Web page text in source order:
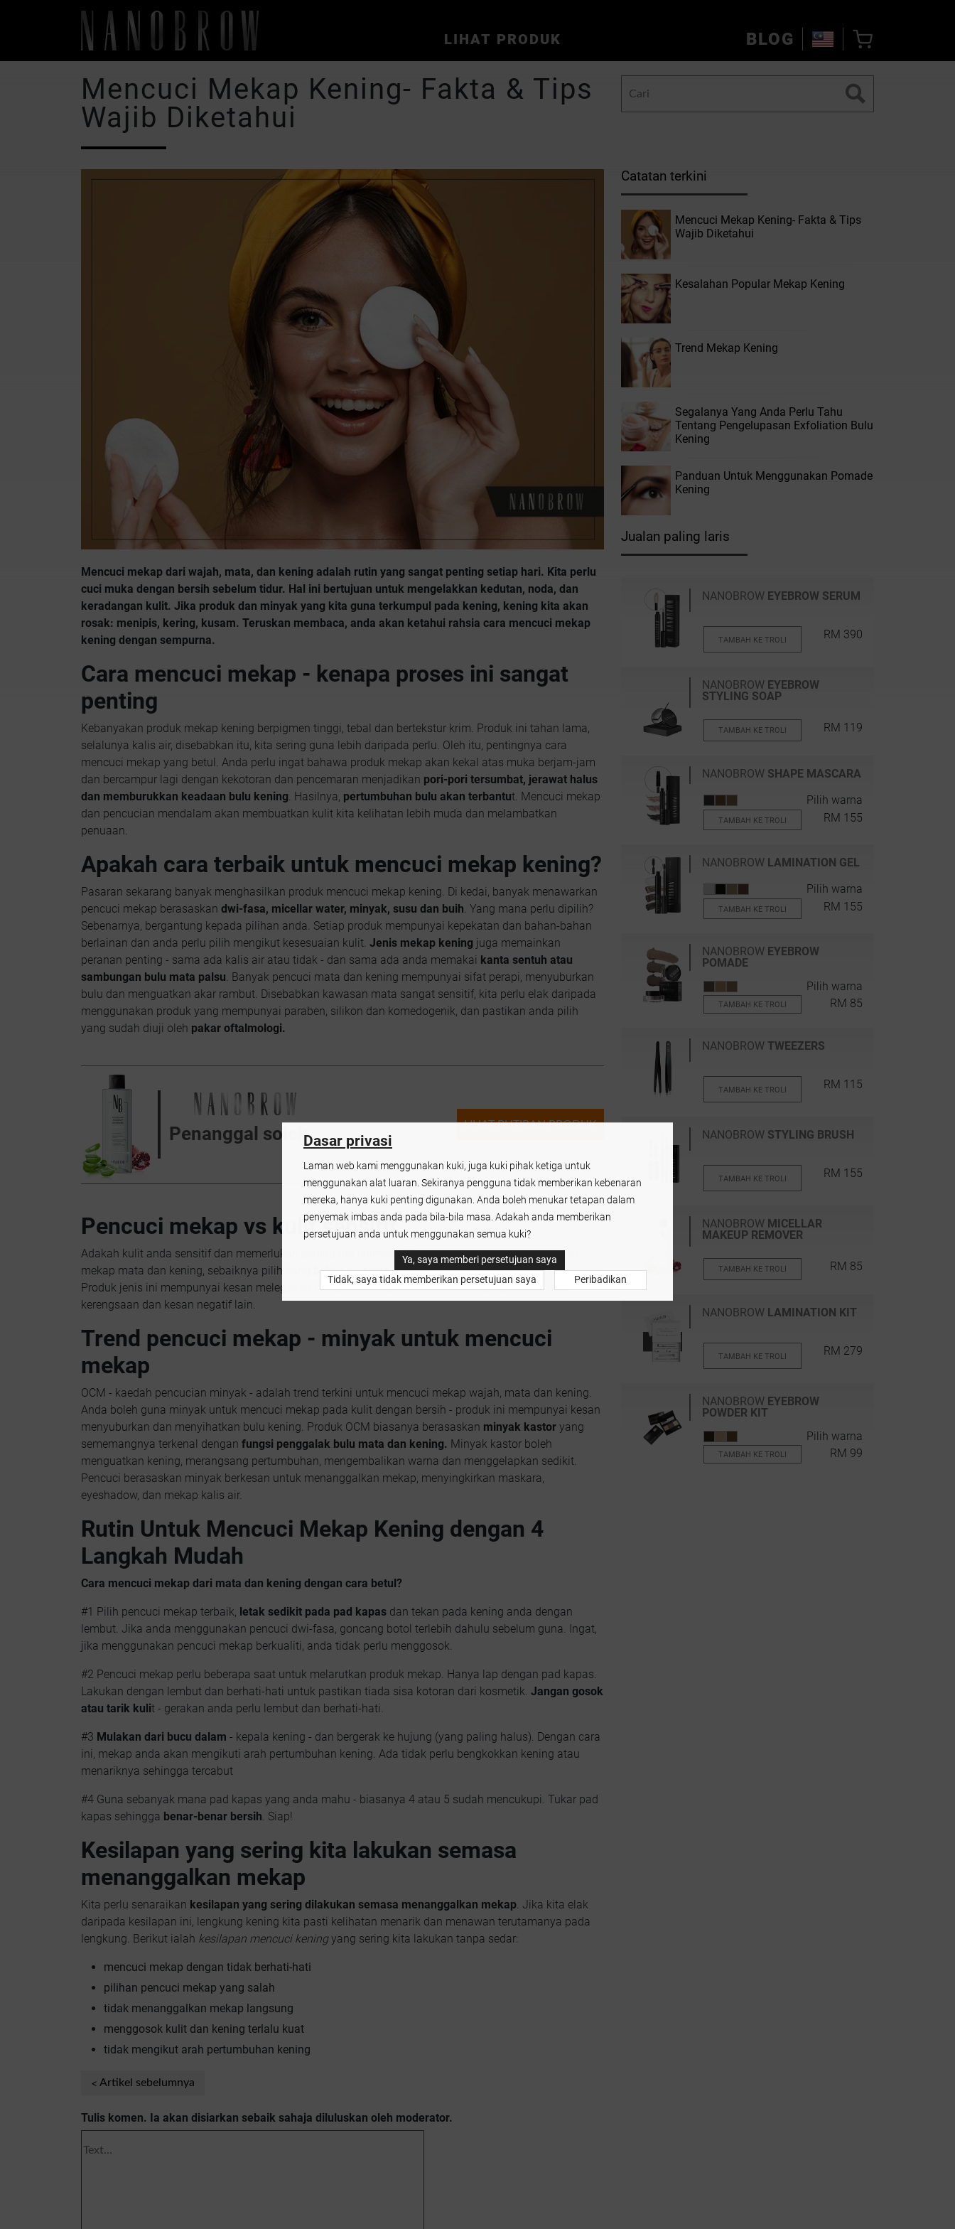
LIHAT PRODUK BLOG
Mencuci Mekap Kening- Fakta & Tips
Wajib Diketahui
Mencuci mekap dari wajah, mata, dan kening adalah rutin yang sangat penting setiap hari. Kita perlu
cuci muka dengan bersih sebelum tidur. Hal ini bertujuan untuk mengelakkan kedutan, noda, dan
keradangan kulit. Jika produk dan minyak yang kita guna terkumpul pada kening, kening kita akan
rosak: menipis, kering, kusam. Teruskan membaca, anda akan ketahui rahsia cara mencuci mekap
kening dengan sempurna.
Cara mencuci mekap - kenapa proses ini sangat
penting
Kebanyakan produk mekap kening berpigmen tinggi, tebal dan bertekstur krim. Produk ini tahan lama,
selalunya kalis air, disebabkan itu, kita sering guna lebih daripada perlu. Oleh itu, pentingnya cara
mencuci mekap yang betul. Anda perlu ingat bahawa produk mekap akan kekal atas muka berjam-jam
dan bercampur lagi dengan kekotoran dan pencemaran menjadikan pori-pori tersumbat, jerawat halus
dan memburukkan keadaan bulu kening . Hasilnya, pertumbuhan bulu akan terbantut. Mencuci mekap
dan pencucian mendalam akan membuatkan kulit kita kelihatan lebih muda dan melambatkan
penuaan.
Apakah cara terbaik untuk mencuci mekap kening?
Pasaran sekarang banyak menghasilkan produk mencuci mekap kening. Di kedai, banyak menawarkan
pencuci mekap berasaskan dwi-fasa, micellar water, minyak, susu dan buih . Yang mana perlu dipilih?
Sebenarnya, bergantung kepada pilihan anda. Setiap produk mempunyai kepekatan dan bahan-bahan
berlainan dan anda perlu pilih mengikut kesesuaian kulit. Jenis mekap kening juga memainkan
peranan penting - sama ada kalis air atau tidak - dan sama ada anda memakai kanta sentuh atau
sambungan bulu mata palsu . Banyak pencuci mata dan kening mempunyai sifat perapi, menyuburkan
bulu dan menguatkan akar rambut. Disebabkan kawasan mata sangat sensitif, kita perlu elak daripada
menggunakan produk yang mempunyai paraben, silikon dan komedogenik, dan pastikan anda pilih
yang sudah diuji oleh pakar oftalmologi.
Penanggal solek LIHAT BUTIRAN PRODUK
Pencuci mekap vs kulit sensitif
Adakah kulit anda sensitif dan memerlukan penjagaan istimewa? Sementara anda mencari pencuci
mekap mata dan kening, sebaiknya pilih yang
bebas wangian, produk hipoalergenikdengan pH neutral.
Produk jenis ini mempunyai kesan melegakan dan perlindungan untuk melindungi epidermis dari
kerengsaan dan kesan negatif lain.
Trend pencuci mekap - minyak untuk mencuci
mekap
OCM - kaedah pencucian minyak - adalah trend terkini untuk mencuci mekap wajah, mata dan kening.
Anda boleh guna minyak untuk mencuci mekap pada kulit dengan bersih - produk ini mempunyai kesan
menyuburkan dan menyihatkan bulu kening. Produk OCM biasanya berasaskan minyak kastor yang
sememangnya terkenal dengan fungsi penggalak bulu mata dan kening. Minyak kastor boleh
menguatkan kening, merangsang pertumbuhan, mengembalikan warna dan menggelapkan sedikit.
Pencuci berasaskan minyak berkesan untuk menanggalkan mekap, menyingkirkan maskara,
eyeshadow, dan mekap kalis air.
Rutin Untuk Mencuci Mekap Kening dengan 4
Langkah Mudah
Cara mencuci mekap dari mata dan kening dengan cara betul?
#1 Pilih pencuci mekap terbaik, letak sedikit pada pad kapas dan tekan pada kening anda dengan
lembut. Jika anda menggunakan pencuci dwi-fasa, goncang botol terlebih dahulu sebelum guna. Ingat,
jika menggunakan pencuci mekap berkualiti, anda tidak perlu menggosok.
#2 Pencuci mekap perlu beberapa saat untuk melarutkan produk mekap. Hanya lap dengan pad kapas.
Lakukan dengan lembut dan berhati-hati untuk pastikan tiada sisa kotoran dari kosmetik. Jangan gosok
atau tarik kulit - gerakan anda perlu lembut dan berhati-hati.
#3 Mulakan dari bucu dalam - kepala kening - dan bergerak ke hujung (yang paling halus). Dengan cara
ini, mekap anda akan mengikuti arah pertumbuhan kening. Ada tidak perlu bengkokkan kening atau
menariknya sehingga tercabut
#4 Guna sebanyak mana pad kapas yang anda mahu - biasanya 4 atau 5 sudah mencukupi. Tukar pad
kapas sehingga benar-benar bersih. Siap!
Kesilapan yang sering kita lakukan semasa
menanggalkan mekap
Kita perlu senaraikan kesilapan yang sering dilakukan semasa menanggalkan mekap. Jika kita elak
daripada kesilapan ini, lengkung kening kita pasti kelihatan menarik dan menawan terutamanya pada
lengkung. Berikut ialah kesilapan mencuci keningyang sering kita lakukan tanpa sedar:
mencuci mekap dengan tidak berhati-hati
pilihan pencuci mekap yang salah
tidak menanggalkan mekap langsung
menggosok kulit dan kening terlalu kuat
tidak mengikut arah pertumbuhan kening
Artikel sebelumnya
Tulis komen. Ia akan disiarkan sebaik sahaja diluluskan oleh moderator.
Catatan terkini
Mencuci Mekap Kening- Fakta & Tips
Wajib Diketahui
Kesalahan Popular Mekap Kening
Trend Mekap Kening
Segalanya Yang Anda Perlu Tahu
Tentang Pengelupasan Exfoliation Bulu
Kening
Panduan Untuk Menggunakan Pomade
Kening
Jualan paling laris
NANOBROW EYEBROW SERUM
TAMBAH KE TROLI RM 390
NANOBROW EYEBROW
STYLING SOAP
TAMBAH KE TROLI RM 119
NANOBROW SHAPE MASCARA
Pilih warna
TAMBAH KE TROLI RM 155
NANOBROW LAMINATION GEL
Pilih warna
TAMBAH KE TROLI RM 155
NANOBROW EYEBROW
POMADE
Pilih warna
TAMBAH KE TROLI RM 85
NANOBROW TWEEZERS
TAMBAH KE TROLI RM 115
NANOBROW STYLING BRUSH
TAMBAH KE TROLI RM 155
NANOBROW MICELLAR
MAKEUP REMOVER
TAMBAH KE TROLI RM 85
NANOBROW LAMINATION KIT
TAMBAH KE TROLI RM 279
NANOBROW EYEBROW
POWDER KIT
Pilih warna
TAMBAH KE TROLI RM 99
Dasar privasi
Laman web kami menggunakan kuki, juga kuki pihak ketiga untuk
menggunakan alat luaran. Sekiranya pengguna tidak memberikan kebenaran
mereka, hanya kuki penting digunakan. Anda boleh menukar tetapan dalam
penyemak imbas anda pada bila-bila masa. Adakah anda memberikan
persetujuan anda untuk menggunakan semua kuki?
Ya, saya memberi persetujuan saya
Tidak, saya tidak memberikan persetujuan saya
Peribadikan